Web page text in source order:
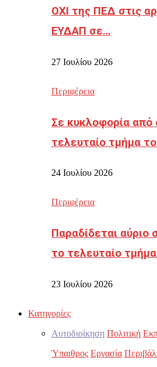
ΟΧΙ της ΠΕΔ στις
ΕΥΔΑΠ σε…
27 Ιουλίου 2026
Περιφέρεια
Σε κυκλοφορία από
τελευταίο τμήμα
24 Ιουλίου 2026
Περιφέρεια
Παραδίδεται αύριο
το τελευταίο
23 Ιουλίου 2026
Κατηγορίες
Αυτοδιοίκηση Πολιτική
Ύπαιθρος Εργασία